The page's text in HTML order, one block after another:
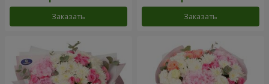
Заказать Заказать